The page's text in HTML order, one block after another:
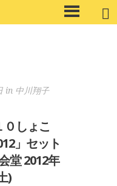
メ
イ
in 中川翔子
しょこ
」セット
堂 2012年
)